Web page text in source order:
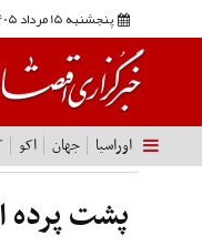
پنجشنبه 15 مرداد 1405
اوراسیا جهان اکو
پشت پرده‌